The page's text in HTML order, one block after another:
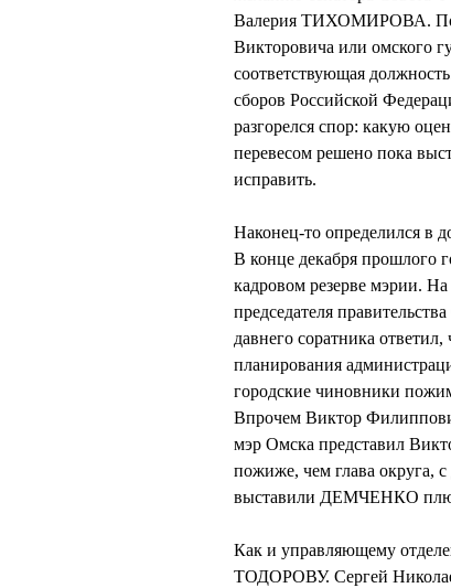
Валерия ТИХОМИРОВА.
Викторовича или омского
соответствующая
сборов Российской
разгорелся спор: какую
перевесом решено пока
исправить.
Наконец-то определился в
В конце декабря прошлого
кадровом резерве мэрии.
председателя
давнего соратника ответил,
планирования
городские чиновники
Впрочем Виктор
мэр Омска представил
пожиже, чем глава округа,
выставили ДЕМЧЕНКО
Как и управляющему
ТОДОРОВУ. Сергей